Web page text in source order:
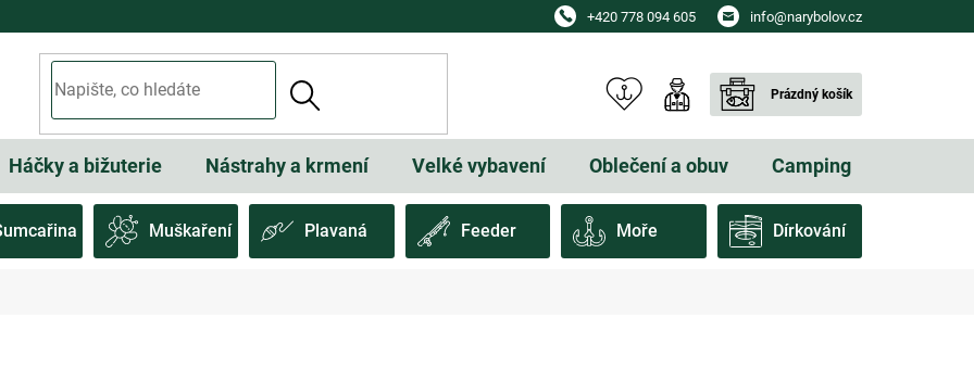
+420 778 094 605 info@narybolov.cz
NÁKUPNÍ
Prázdný košík
Háčky a bižuterie Nástrahy a krmení Velké vybavení Oblečení a obuv Camping
Muškaření Plavaná Feeder Moře Dírkování